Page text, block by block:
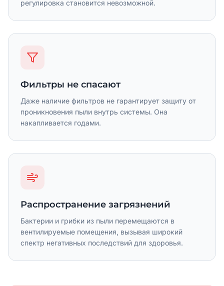
регулировка становится невозможной.
Фильтры не спасают
Даже наличие фильтров не гарантирует защиту от
проникновения пыли внутрь системы. Она
накапливается годами.
Распространение загрязнений
Бактерии и грибки из пыли перемещаются в
вентилируемые помещения, вызывая широкий
спектр негативных последствий для здоровья.